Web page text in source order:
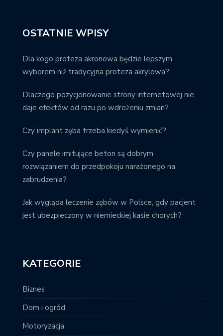
OSTATNIE WPISY
Dla kogo proteza akronowa będzie lepszym
wyborem niż tradycyjna proteza akrylowa?
Dlaczego pozycjonowanie strony internetowej nie
daje efektów od razu po wdrożeniu zmian?
Czy implant zęba trzeba kiedyś wymienić?
Czy panele imitujące beton są dobrym
rozwiązaniem do przedpokoju narażonego na
zabrudzenia?
Jak wygląda leczenie zębów w Polsce, gdy pacjent
jest ubezpieczony w niemieckiej kasie chorych?
KATEGORIE
Biznes
Dom i ogród
Motoryzacja